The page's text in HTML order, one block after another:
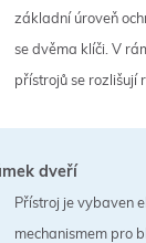
základní úroveň
se dvěma klíči. V
přístrojů se rozlišují
dveří
Přístroj je vybaven
mechanismem pro